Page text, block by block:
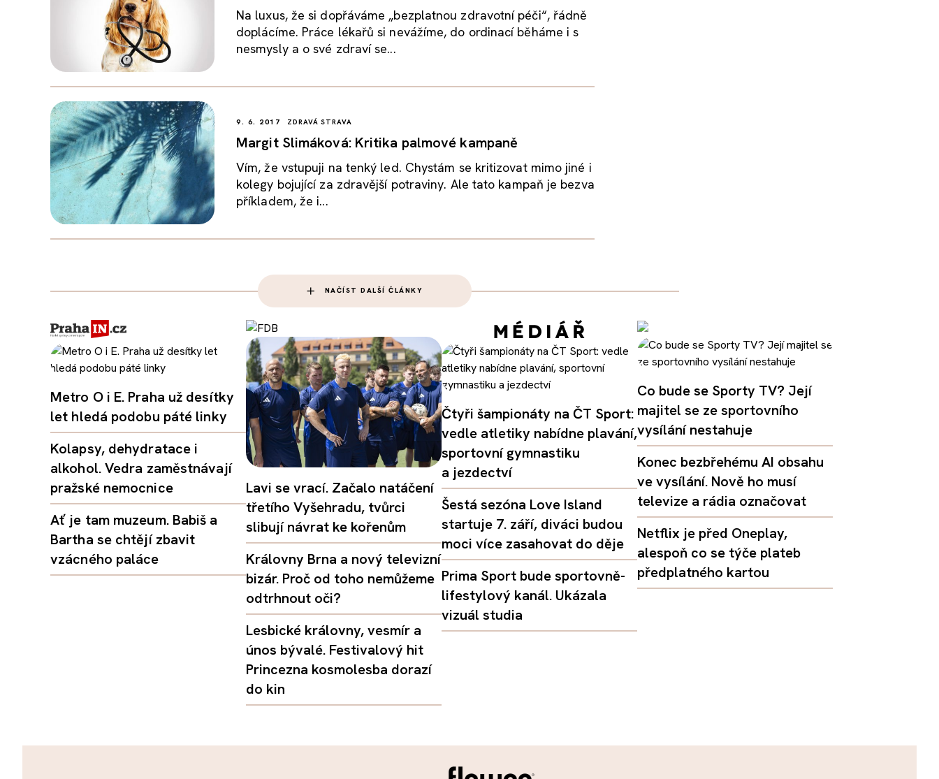
Na luxus, že si dopřáváme „bezplatnou zdravotní péči“, řádně
doplácíme. Práce lékařů si nevážíme, do ordinací běháme i s
nesmysly a o své zdraví se...
9. 6. 2017 ZDRAVÁ STRAVA
Margit Slimáková: Kritika palmové kampaně
Vím, že vstupuji na tenký led. Chystám se kritizovat mimo jiné i
kolegy bojující za zdravější potraviny. Ale tato kampaň je bezva
příkladem, že i...
NAČÍST DALŠÍ ČLÁNKY
Metro O i E. Praha už desítky
let hledá podobu páté linky
Kolapsy, dehydratace i
alkohol. Vedra zaměstnávají
pražské nemocnice
Ať je tam muzeum. Babiš a
Bartha se chtějí zbavit
vzácného paláce
Lavi se vrací. Začalo natáčení
třetího Vyšehradu, tvůrci
slibují návrat ke kořenům
Královny Brna a nový televizní
bizár. Proč od toho nemůžeme
odtrhnout oči?
Lesbické královny, vesmír a
únos bývalé. Festivalový hit
Princezna kosmolesba dorazí
do kin
Čtyři šampionáty na ČT Sport:
vedle atletiky nabídne plavání,
sportovní gymnastiku
a jezdectví
Šestá sezóna Love Island
startuje 7. září, diváci budou
moci více zasahovat do děje
Prima Sport bude sportovně-
lifestylový kanál. Ukázala
vizuál studia
Co bude se Sporty TV? Její
majitel se ze sportovního
vysílání nestahuje
Konec bezbřehému AI obsahu
ve vysílání. Nově ho musí
televize a rádia označovat
Netflix je před Oneplay,
alespoň co se týče plateb
předplatného kartou